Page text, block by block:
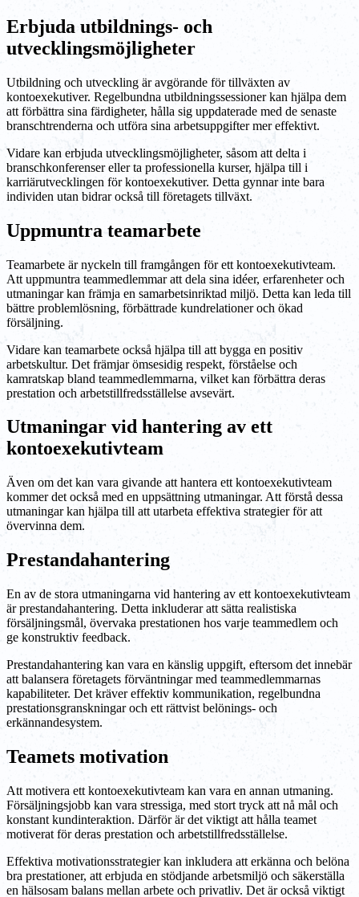
Erbjuda utbildnings- och
utvecklingsmöjligheter
Utbildning och utveckling är avgörande för tillväxten av
kontoexekutiver. Regelbundna utbildningssessioner kan hjälpa dem
att förbättra sina färdigheter, hålla sig uppdaterade med de senaste
branschtrenderna och utföra sina arbetsuppgifter mer effektivt.
Vidare kan erbjuda utvecklingsmöjligheter, såsom att delta i
branschkonferenser eller ta professionella kurser, hjälpa till i
karriärutvecklingen för kontoexekutiver. Detta gynnar inte bara
individen utan bidrar också till företagets tillväxt.
Uppmuntra teamarbete
Teamarbete är nyckeln till framgången för ett kontoexekutivteam.
Att uppmuntra teammedlemmar att dela sina idéer, erfarenheter och
utmaningar kan främja en samarbetsinriktad miljö. Detta kan leda till
bättre problemlösning, förbättrade kundrelationer och ökad
försäljning.
Vidare kan teamarbete också hjälpa till att bygga en positiv
arbetskultur. Det främjar ömsesidig respekt, förståelse och
kamratskap bland teammedlemmarna, vilket kan förbättra deras
prestation och arbetstillfredsställelse avsevärt.
Utmaningar vid hantering av ett
kontoexekutivteam
Även om det kan vara givande att hantera ett kontoexekutivteam
kommer det också med en uppsättning utmaningar. Att förstå dessa
utmaningar kan hjälpa till att utarbeta effektiva strategier för att
övervinna dem.
Prestandahantering
En av de stora utmaningarna vid hantering av ett kontoexekutivteam
är prestandahantering. Detta inkluderar att sätta realistiska
försäljningsmål, övervaka prestationen hos varje teammedlem och
ge konstruktiv feedback.
Prestandahantering kan vara en känslig uppgift, eftersom det innebär
att balansera företagets förväntningar med teammedlemmarnas
kapabiliteter. Det kräver effektiv kommunikation, regelbundna
prestationsgranskningar och ett rättvist belönings- och
erkännandesystem.
Teamets motivation
Att motivera ett kontoexekutivteam kan vara en annan utmaning.
Försäljningsjobb kan vara stressiga, med stort tryck att nå mål och
konstant kundinteraktion. Därför är det viktigt att hålla teamet
motiverat för deras prestation och arbetstillfredsställelse.
Effektiva motivationsstrategier kan inkludera att erkänna och belöna
bra prestationer, att erbjuda en stödjande arbetsmiljö och säkerställa
en hälsosam balans mellan arbete och privatliv. Det är också viktigt